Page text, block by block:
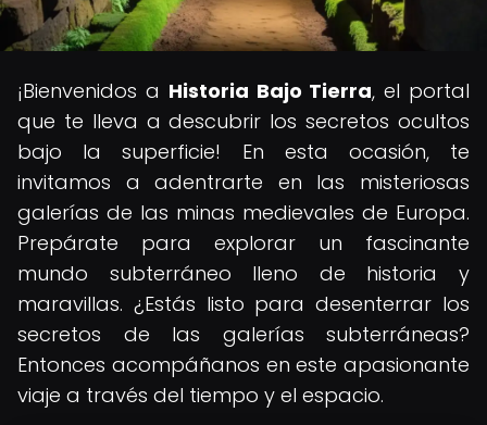
¡Bienvenidos a Historia Bajo Tierra, el portal
que te lleva a descubrir los secretos ocultos
bajo la superficie! En esta ocasión, te
invitamos a adentrarte en las misteriosas
galerías de las minas medievales de Europa.
Prepárate para explorar un fascinante
mundo subterráneo lleno de historia y
maravillas. ¿Estás listo para desenterrar los
secretos de las galerías subterráneas?
Entonces acompáñanos en este apasionante
viaje a través del tiempo y el espacio.